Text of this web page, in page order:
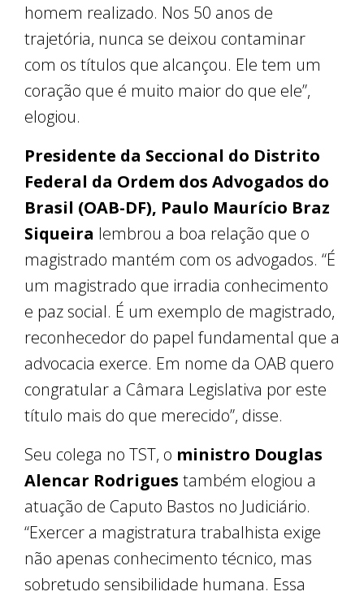
homem realizado. Nos 50 anos de
trajetória, nunca se deixou contaminar
com os títulos que alcançou. Ele tem um
coração que é muito maior do que ele”,
elogiou.
Presidente da Seccional do Distrito
Federal da Ordem dos Advogados do
Brasil (OAB-DF), Paulo Maurício Braz
Siqueira lembrou a boa relação que o
magistrado mantém com os advogados. “É
um magistrado que irradia conhecimento
e paz social. É um exemplo de magistrado,
reconhecedor do papel fundamental que a
advocacia exerce. Em nome da OAB quero
congratular a Câmara Legislativa por este
título mais do que merecido”, disse.
Seu colega no TST, o ministro Douglas
Alencar Rodrigues também elogiou a
atuação de Caputo Bastos no Judiciário.
“Exercer a magistratura trabalhista exige
não apenas conhecimento técnico, mas
sobretudo sensibilidade humana. Essa